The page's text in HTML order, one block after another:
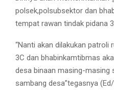
polsek,polsubsektor dan
tempat rawan tindak pidana
“Nanti akan dilakukan
3C dan bhabinkamtibmas
desa binaan masing-masing
sambang desa”tegasnya